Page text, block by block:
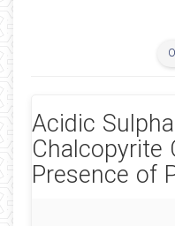
Acidic
Chalcopyrite
Presence of